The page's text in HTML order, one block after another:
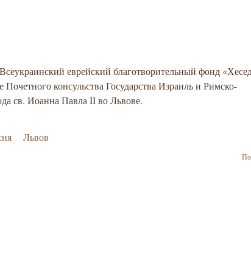
еврейский благотворительный фонд
консульства Государства Израиль и Римско-
св. Иоанна Павла II во Львове.
Львов